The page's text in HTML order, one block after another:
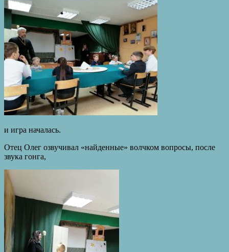
и игра началась.
Отец Олег озвучивал «найденные» волчком вопросы, после
звука гонга,